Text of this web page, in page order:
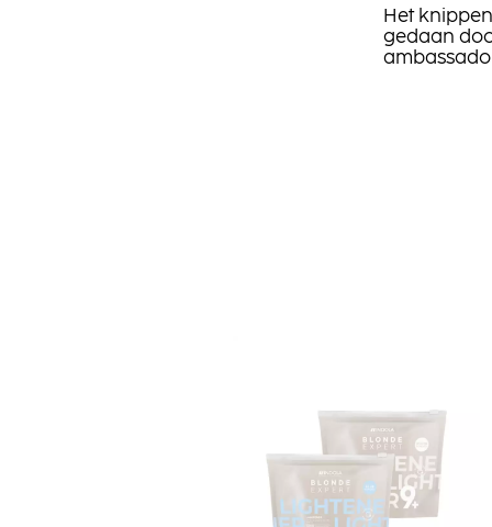
Het
gedaan